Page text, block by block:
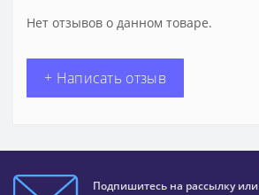
Нет отзывов о данном товаре.
+ Написать отзыв
Подпишитесь на рассылку или